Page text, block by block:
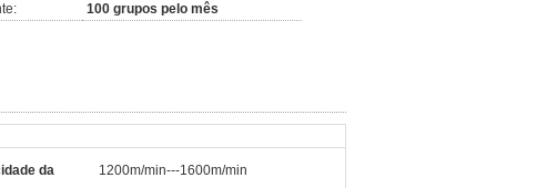
100 grupos pelo mês
da
1200m/min---1600m/min